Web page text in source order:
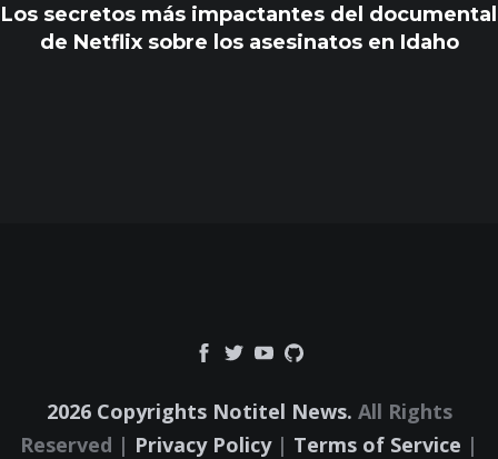
Los secretos más impactantes del documental
de Netflix sobre los asesinatos en Idaho
2026 Copyrights Notitel News. All Rights
Reserved | Privacy Policy| Terms of Service |